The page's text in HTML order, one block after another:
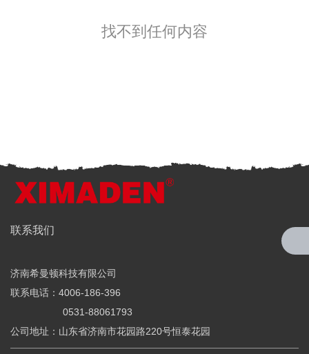
找不到任何内容
全国服务热线
联系我们
济南希曼顿科技有限公司
联系电话：4006-186-396
0531-88061793
公司地址：山东省济南市花园路220号恒泰花园